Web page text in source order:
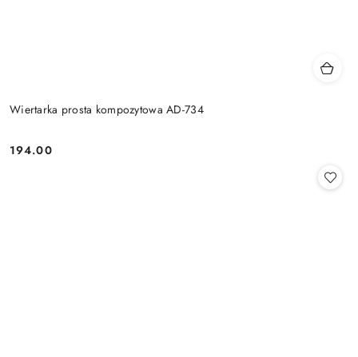
Wiertarka prosta kompozytowa AD-734
Cena:
194.00